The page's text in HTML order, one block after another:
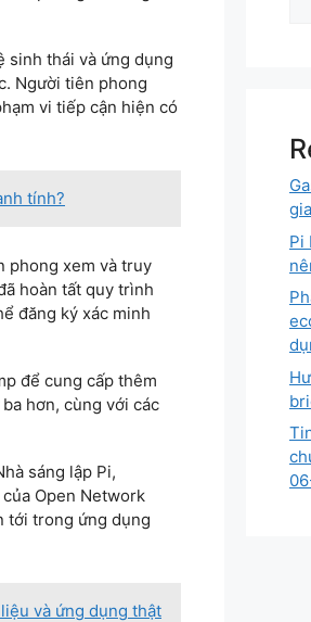
sinh thái và ứng dụng
Người tiên phong
vi tiếp cận hiện có
tính?
phong xem và truy
hoàn tất quy trình
đăng ký xác minh
để cung cấp thêm
hơn, cùng với các
sáng lập Pi,
Open Network
tới trong ứng dụng
và ứng dụng thật
Pi